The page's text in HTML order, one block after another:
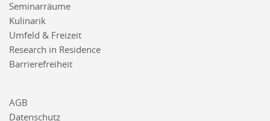
Seminarräume
Kulinarik
Umfeld & Freizeit
Research in Residence
Barrierefreiheit
AGB
Datenschutz